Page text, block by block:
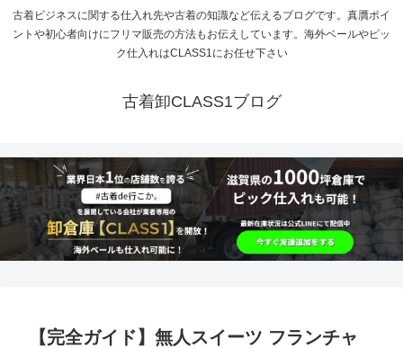
古着ビジネスに関する仕入れ先や古着の知識など伝えるブログです。真贋ポイ
ントや初心者向けにフリマ販売の方法もお伝えしています。海外ベールやピッ
ク仕入れはCLASS1にお任せ下さい
古着卸CLASS1ブログ
【完全ガイド】無人スイーツ フランチャ